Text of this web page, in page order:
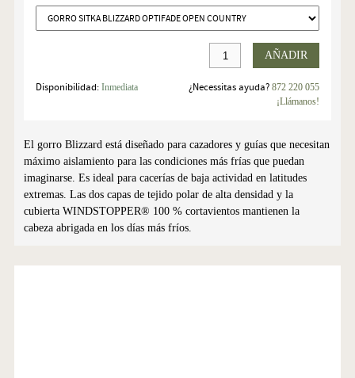
AÑADIR
Disponibilidad: Inmediata ¿Necessitas ayuda?872 220 055
¡Llámanos!
El gorro Blizzard está diseñado para cazadores y guías que necesitan
máximo aislamiento para las condiciones más frías que puedan
imaginarse. Es ideal para cacerías de baja actividad en latitudes
extremas. Las dos capas de tejido polar de alta densidad y la
cubierta WINDSTOPPER® 100 % cortavientos mantienen la
cabeza abrigada en los días más fríos.